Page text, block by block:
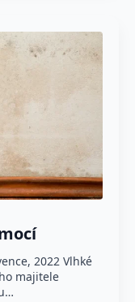
2022 Vlhké
majitele